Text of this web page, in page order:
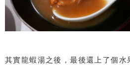
其實龍蝦湯之後，最後還上了個水